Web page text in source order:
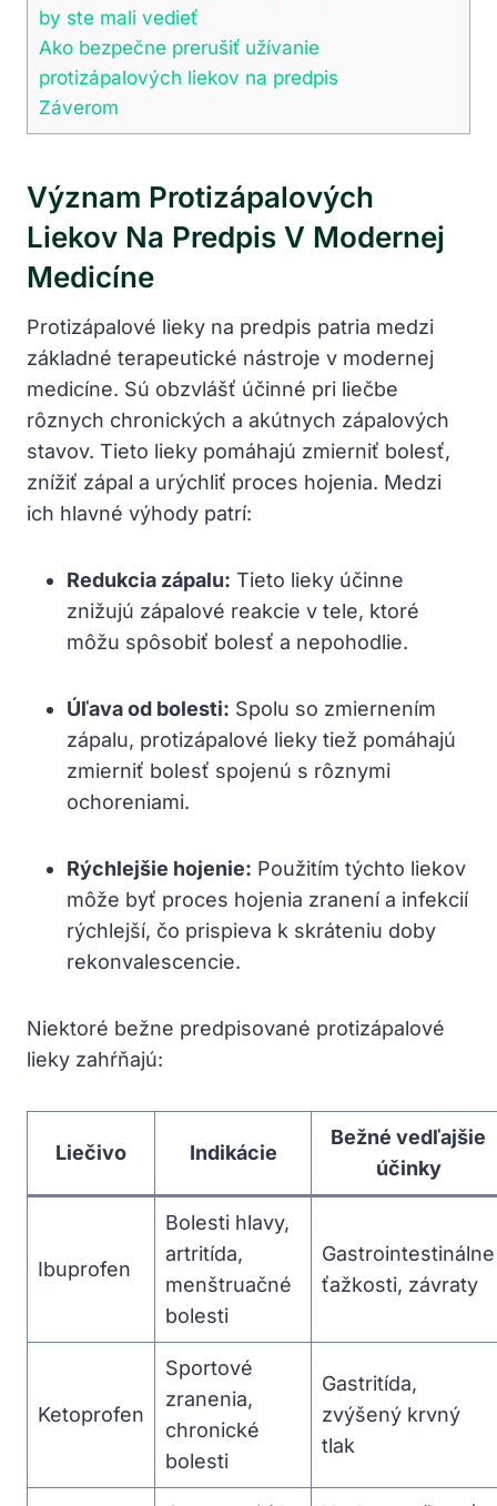
by ste mali vedieť
Ako bezpečne prerušiť užívanie
protizápalových liekov na predpis
Záverom
Význam Protizápalových
Liekov Na Predpis V Modernej
Medicíne
Protizápalové lieky na predpis patria medzi
základné terapeutické nástroje v modernej
medicíne. Sú obzvlášť účinné pri liečbe
rôznych chronických a akútnych zápalových
stavov. Tieto lieky pomáhajú zmierniť bolesť,
znížiť zápal a urýchliť proces hojenia. Medzi
ich hlavné výhody patrí:
Redukcia zápalu: Tieto lieky účinne
znižujú zápalové reakcie v tele, ktoré
môžu spôsobiť bolesť a nepohodlie.
Úľava od bolesti: Spolu so zmiernením
zápalu, protizápalové lieky tiež pomáhajú
zmierniť bolesť spojenú s rôznymi
ochoreniami.
Rýchlejšie hojenie: Použitím týchto liekov
môže byť proces hojenia zranení a infekcií
rýchlejší, čo prispieva k skráteniu doby
rekonvalescencie.
Niektoré bežne predpisované protizápalové
lieky zahŕňajú:
Liečivo Indikácie
Bežné vedľajšie
účinky
Ibuprofen
Bolesti hlavy,
artritída,
menštruačné
bolesti
Gastrointestinálne
ťažkosti, závraty
Ketoprofen
Sportové
zranenia,
chronické
bolesti
Gastritída,
zvýšený krvný
tlak